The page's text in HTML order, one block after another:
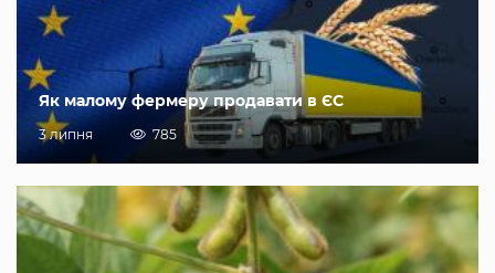
Як малому фермеру продавати в ЄС
3 липня 785